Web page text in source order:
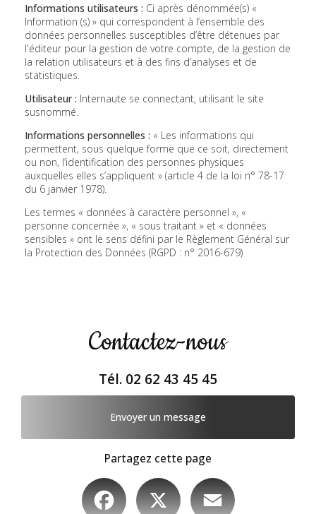
Informations utilisateurs : Ci après dénommée(s) «
Information (s) » qui correspondent à l’ensemble des
données personnelles susceptibles d’être détenues par
l'éditeur pour la gestion de votre compte, de la gestion de
la relation utilisateurs et à des fins d’analyses et de
statistiques.
Utilisateur : Internaute se connectant, utilisant le site
susnommé.
Informations personnelles : « Les informations qui
permettent, sous quelque forme que ce soit, directement
ou non, l’identification des personnes physiques
auxquelles elles s’appliquent » (article 4 de la loi n° 78-17
du 6 janvier 1978).
Les termes « données à caractère personnel », «
personne concernée », « sous traitant » et « données
sensibles » ont le sens défini par le Règlement Général sur
la Protection des Données (RGPD : n° 2016-679)
Contactez-nous
Tél. 02 62 43 45 45
Envoyer un message
Partagez cette page
Facebook